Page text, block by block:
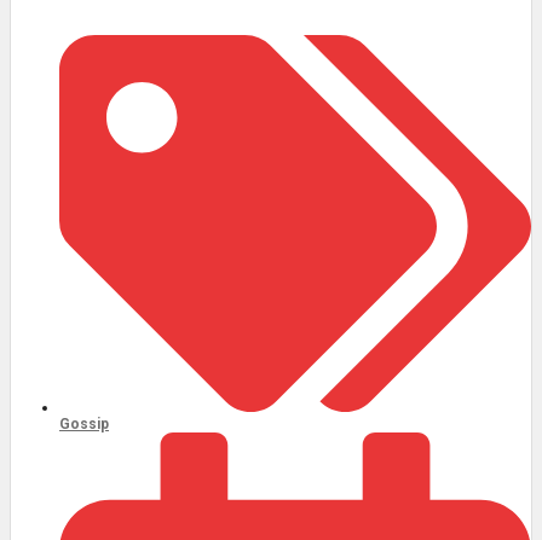
Gossip